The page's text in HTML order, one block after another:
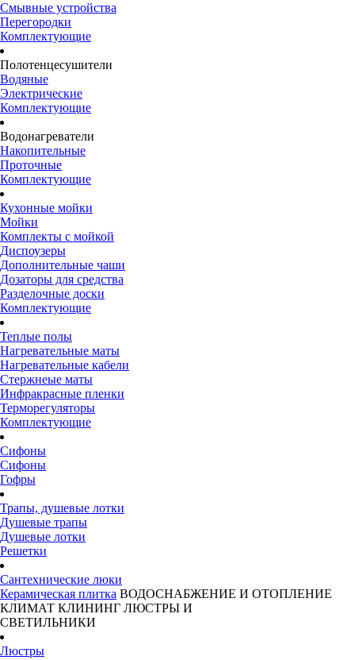
Смывные устройства
Перегородки
Комплектующие
Полотенцесушители
Водяные
Электрические
Комплектующие
Водонагреватели
Накопительные
Проточные
Комплектующие
Кухонные мойки
Мойки
Комплекты с мойкой
Диспоузеры
Дополнительные чаши
Дозаторы для средства
Разделочные доски
Комплектующие
Теплые полы
Нагревательные маты
Нагревательные кабели
Стержнеые маты
Инфракрасные пленки
Терморегуляторы
Комплектующие
Сифоны
Сифоны
Гофры
Трапы, душевые лотки
Душевые трапы
Душевые лотки
Решетки
Сантехнические люки
Керамическая плитка ВОДОСНАБЖЕНИЕ И ОТОПЛЕНИЕ
КЛИМАТ КЛИНИНГ ЛЮСТРЫ И
СВЕТИЛЬНИКИ
Люстры